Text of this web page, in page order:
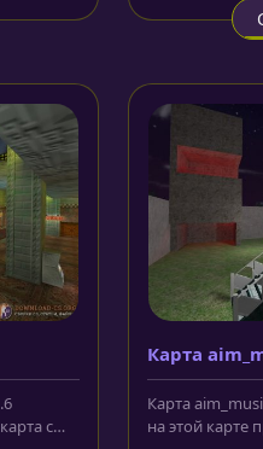
с
Карта
Карта
на этой карте